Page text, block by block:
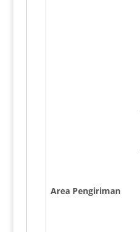
Area Pengiriman